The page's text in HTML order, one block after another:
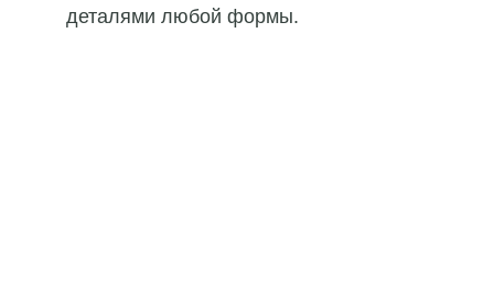
деталями любой формы.